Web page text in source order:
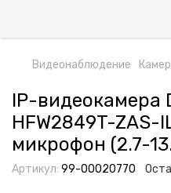
Видеонаблюдение
IP-видеокамера
HFW2849T-ZAS-
микрофон (2.7-
Артикул: 99-00020770